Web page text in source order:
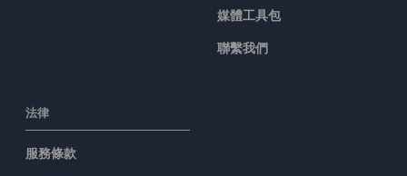
媒體工具包
聯繫我們
法律
服務條款